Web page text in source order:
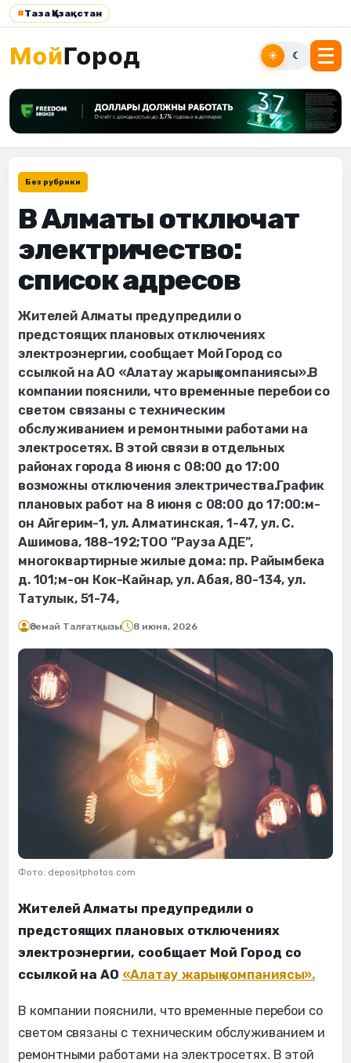
#Таза Қазақстан
☀ ☾
Без рубрики
В Алматы отключат
электричество:
список адресов
Жителей Алматы предупредили о
предстоящих плановых отключениях
электроэнергии, сообщает Мой Город со
ссылкой на АО «Алатау жарық компаниясы».В
компании пояснили, что временные перебои со
светом связаны с техническим
обслуживанием и ремонтными работами на
электросетях. В этой связи в отдельных
районах города 8 июня с 08:00 до 17:00
возможны отключения электричества.График
плановых работ на 8 июня с 08:00 до 17:00:м-
он Айгерим-1, ул. Алматинская, 1-47, ул. С.
Ашимова, 188-192;ТОО ”Рауза АДЕ”,
многоквартирные жилые дома: пр. Райымбека
д. 101;м-он Кок-Кайнар, ул. Абая, 80-134, ул.
Татулык, 51-74,
Әсемай Талғатқызы 8 июня, 2026
Фото: depositphotos.com
Жителей Алматы предупредили о
предстоящих плановых отключениях
электроэнергии, сообщает Мой Город со
ссылкой на АО «Алатау жарық компаниясы».
В компании пояснили, что временные перебои со
светом связаны с техническим обслуживанием и
ремонтными работами на электросетях. В этой